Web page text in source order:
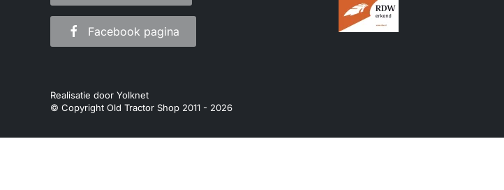
Facebook pagina
Realisatie door Yolknet
© Copyright Old Tractor Shop 2011 - 2026